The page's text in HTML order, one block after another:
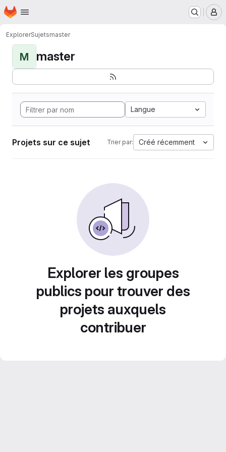
Passer au contenu principal
Page d'accueil
ExplorerSujetsmaster
M master
Langue
Projets sur ce sujet Trier par: Créé récemment
Explorer les groupes
publics pour trouver des
projets auxquels
contribuer